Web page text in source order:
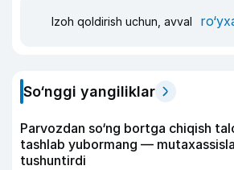
Izoh qoldirish uchun, avval
So‘nggi yangiliklar
Parvozdan so‘ng bortga chiqish
tashlab yubormang —
tushuntirdi